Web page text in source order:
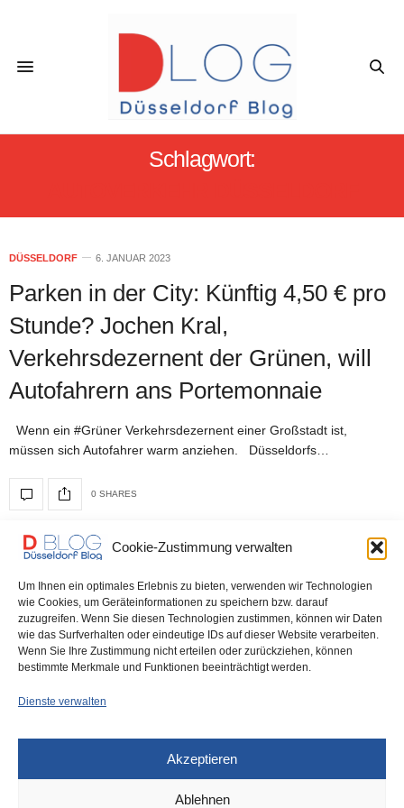
Cookie-Zustimmung verwalten
Um Ihnen ein optimales Erlebnis zu bieten, verwenden wir Technologien
wie Cookies, um Geräteinformationen zu speichern bzw. darauf
zuzugreifen. Wenn Sie diesen Technologien zustimmen, können wir Daten
wie das Surfverhalten oder eindeutige IDs auf dieser Website verarbeiten.
Wenn Sie Ihre Zustimmung nicht erteilen oder zurückziehen, können
bestimmte Merkmale und Funktionen beeinträchtigt werden.
Dienste verwalten
Akzeptieren
Ablehnen
Schlagwort:
DÜSSELDORF 6. JANUAR 2023
Parken in der City: Künftig 4,50 € pro
Stunde? Jochen Kral,
Verkehrsdezernent der Grünen, will
Autofahrern ans Portemonnaie
Wenn ein #Grüner Verkehrsdezernent einer Großstadt ist,
müssen sich Autofahrer warm anziehen. Düsseldorfs…
0 SHARES
Rheinbahn ersetzt Schienen auf der
Rethelstraße – Chaos für Händler
und Autofahrer?
Die Rheinbahn erneuert auf der Rethelstraße zwischen der